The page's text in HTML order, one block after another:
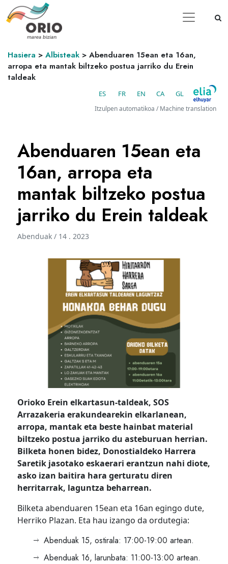
Hasiera > Albisteak > Abenduaren 15ean eta 16an,
arropa eta mantak biltzeko postua jarriko du Erein
taldeak
ES FR EN CA GL
Itzulpen automatikoa / Machine translation
Abenduaren 15ean eta
16an, arropa eta
mantak biltzeko postua
jarriko du Erein taldeak
Abenduak / 14 . 2023
Orioko Erein elkartasun-taldeak, SOS
Arrazakeria erakundearekin elkarlanean,
arropa, mantak eta beste hainbat material
biltzeko postua jarriko du asteburuan herrian.
Bilketa honen bidez, Donostialdeko Harrera
Saretik jasotako eskaerari erantzun nahi diote,
asko izan baitira hara gerturatu diren
herritarrak, laguntza beharrean.
Bilketa abenduaren 15ean eta 16an egingo dute,
Herriko Plazan. Eta hau izango da ordutegia:
Abenduak 15, ostirala: 17:00-19:00 artean.
Abenduak 16, larunbata: 11:00-13:00 artean.